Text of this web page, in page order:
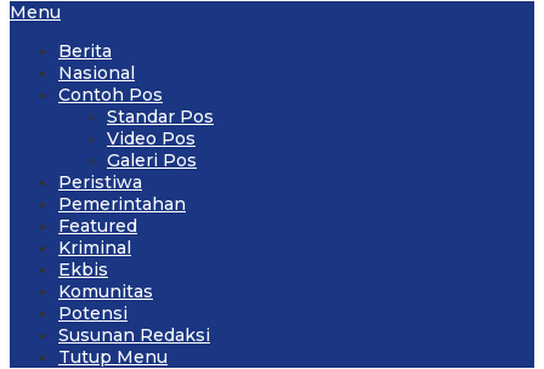
Menu
Berita
Nasional
Contoh Pos
Standar Pos
Video Pos
Galeri Pos
Peristiwa
Pemerintahan
Featured
Kriminal
Ekbis
Komunitas
Potensi
Susunan Redaksi
Tutup Menu